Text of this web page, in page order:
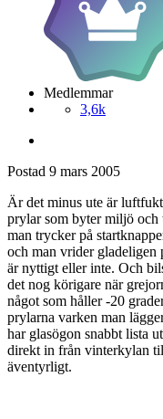
Medlemmar
3,6k
Postad 9 mars 2005
Är det minus ute är
prylar som byter miljö och
man trycker på
och man vrider gladeligen
är nyttigt eller inte. Och
det nog körigare när
något som håller -20
prylarna varken man
har glasögon snabbt lista
direkt in från vinterkylan
äventyrligt.